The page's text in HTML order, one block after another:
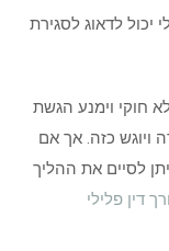
יכול לדאוג לסגירת
חוקי וימנע הגשת
ויוגש כזה. אך אם
לסיים את ההליך
דין פלילי